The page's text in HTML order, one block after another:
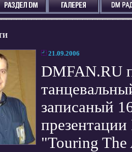
21.09.2006
DMFAN.RU
записаный
"Touring